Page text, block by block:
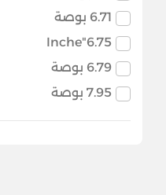
6.71 بوصة
6.75"Inche
6.79 بوصة
7.95 بوصة